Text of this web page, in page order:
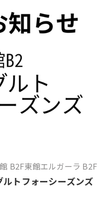
B2F東館エルガーラ B2F
ルトフォーシーズンズ